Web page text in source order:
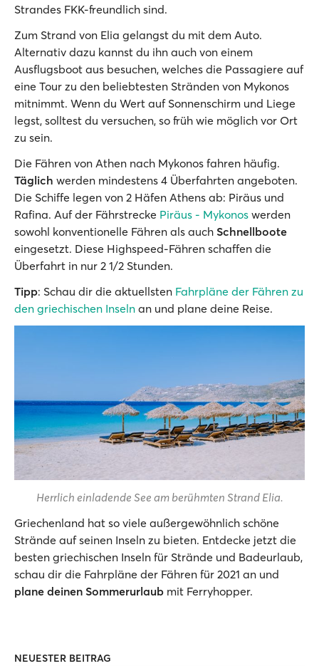
Strandes FKK-freundlich sind.
Zum Strand von Elia gelangst du mit dem Auto.
Alternativ dazu kannst du ihn auch von einem
Ausflugsboot aus besuchen, welches die Passagiere auf
eine Tour zu den beliebtesten Stränden von Mykonos
mitnimmt. Wenn du Wert auf Sonnenschirm und Liege
legst, solltest du versuchen, so früh wie möglich vor Ort
zu sein.
Die Fähren von Athen nach Mykonos fahren häufig.
Täglich werden mindestens 4 Überfahrten angeboten.
Die Schiffe legen von 2 Häfen Athens ab: Piräus und
Rafina. Auf der Fährstrecke Piräus - Mykonos werden
sowohl konventionelle Fähren als auch Schnellboote
eingesetzt. Diese Highspeed-Fähren schaffen die
Überfahrt in nur 2 1/2 Stunden.
Tipp: Schau dir die aktuellsten Fahrpläne der Fähren zu
den griechischen Inseln an und plane deine Reise.
Herrlich einladende See am berühmten Strand Elia.
Griechenland hat so viele außergewöhnlich schöne
Strände auf seinen Inseln zu bieten. Entdecke jetzt die
besten griechischen Inseln für Strände und Badeurlaub,
schau dir die Fahrpläne der Fähren für 2021 an und
plane deinen Sommerurlaub mit Ferryhopper.
NEUESTER BEITRAG